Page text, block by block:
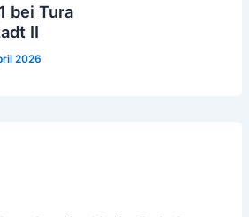
bei Tura
II
2026